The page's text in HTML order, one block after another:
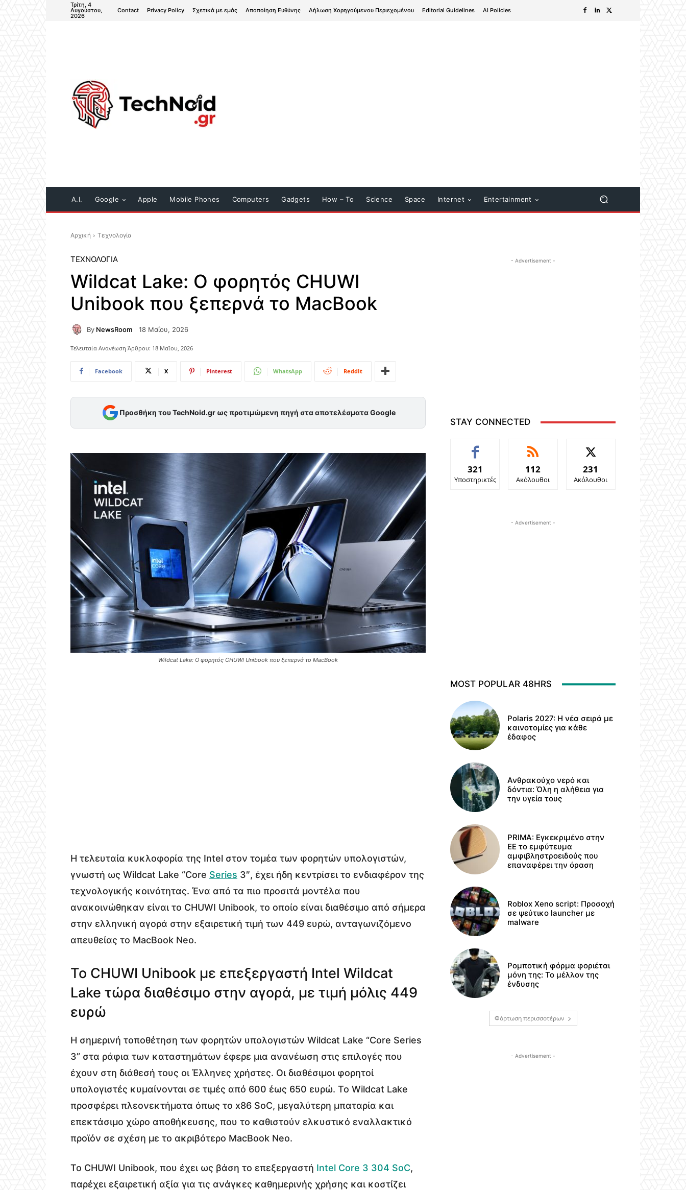
Τρίτη, 4
Αυγούστου,
2026
Contact Privacy Policy Σχετικά με εμάς Αποποίηση Ευθύνης Δήλωση Χορηγούμενου Περιεχομένου Editorial Guidelines AI Policies
A.I. Google Apple Mobile Phones Computers Gadgets How – To Science Space Internet Entertainment
Αρχική Τεχνολογία
ΤΕΧΝΟΛΟΓΊΑ
Wildcat Lake: Ο φορητός CHUWI
Unibook που ξεπερνά το MacBook
By NewsRoom 18 Μαΐου, 2026
Τελευταία Ανανέωση Άρθρου: 18 Μαΐου, 2026
Facebook X Pinterest WhatsApp ReddIt
Προσθήκη του TechNoid.gr ως προτιμώμενη πηγή στα αποτελέσματα Google
Wildcat Lake: Ο φορητός CHUWI Unibook που ξεπερνά το MacBook
Η τελευταία κυκλοφορία της Intel στον τομέα των φορητών υπολογιστών,
γνωστή ως Wildcat Lake “Core Series 3″, έχει ήδη κεντρίσει το ενδιαφέρον της
τεχνολογικής κοινότητας. Ένα από τα πιο προσιτά μοντέλα που
ανακοινώθηκαν είναι το CHUWI Unibook, το οποίο είναι διαθέσιμο από σήμερα
στην ελληνική αγορά στην εξαιρετική τιμή των 449 ευρώ, ανταγωνιζόμενο
απευθείας το MacBook Neo.
Το CHUWI Unibook με επεξεργαστή Intel Wildcat
Lake τώρα διαθέσιμο στην αγορά, με τιμή μόλις 449
ευρώ
Η σημερινή τοποθέτηση των φορητών υπολογιστών Wildcat Lake “Core Series
3” στα ράφια των καταστημάτων έφερε μια ανανέωση στις επιλογές που
έχουν στη διάθεσή τους οι Έλληνες χρήστες. Οι διαθέσιμοι φορητοί
υπολογιστές κυμαίνονται σε τιμές από 600 έως 650 ευρώ. Το Wildcat Lake
προσφέρει πλεονεκτήματα όπως το x86 SoC, μεγαλύτερη μπαταρία και
επεκτάσιμο χώρο αποθήκευσης, που το καθιστούν ελκυστικό εναλλακτικό
προϊόν σε σχέση με το ακριβότερο MacBook Neo.
Το CHUWI Unibook, που έχει ως βάση το επεξεργαστή Intel Core 3 304 SoC,
παρέχει εξαιρετική αξία για τις ανάγκες καθημερινής χρήσης και κοστίζει
- Advertisement -
STAY CONNECTED
321
Υποστηρικτές
112
Ακόλουθοι
231
Ακόλουθοι
- Advertisement -
MOST POPULAR 48HRS
Polaris 2027: Η νέα σειρά με
καινοτομίες για κάθε
έδαφος
Ανθρακούχο νερό και
δόντια: Όλη η αλήθεια για
την υγεία τους
PRIMA: Εγκεκριμένο στην
ΕΕ το εμφύτευμα
αμφιβληστροειδούς που
επαναφέρει την όραση
Roblox Xeno script: Προσοχή
σε ψεύτικο launcher με
malware
Ρομποτική φόρμα φοριέται
μόνη της: Το μέλλον της
ένδυσης
Φόρτωση περισσοτέρων
- Advertisement -